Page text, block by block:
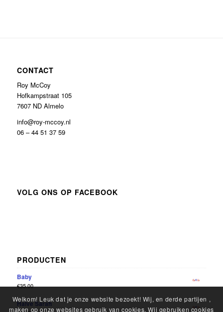
CONTACT
Roy McCoy
Hofkampstraat 105
7607 ND Almelo
info@roy-mccoy.nl
06 – 44 51 37 59
VOLG ONS OP FACEBOOK
PRODUCTEN
Baby
€35.00
Halve Sarah
Welkom! Leuk dat je onze website bezoekt! Wij, en derde partijen ,
maken op onze websites gebruik van cookies. Wij gebruiken cookies